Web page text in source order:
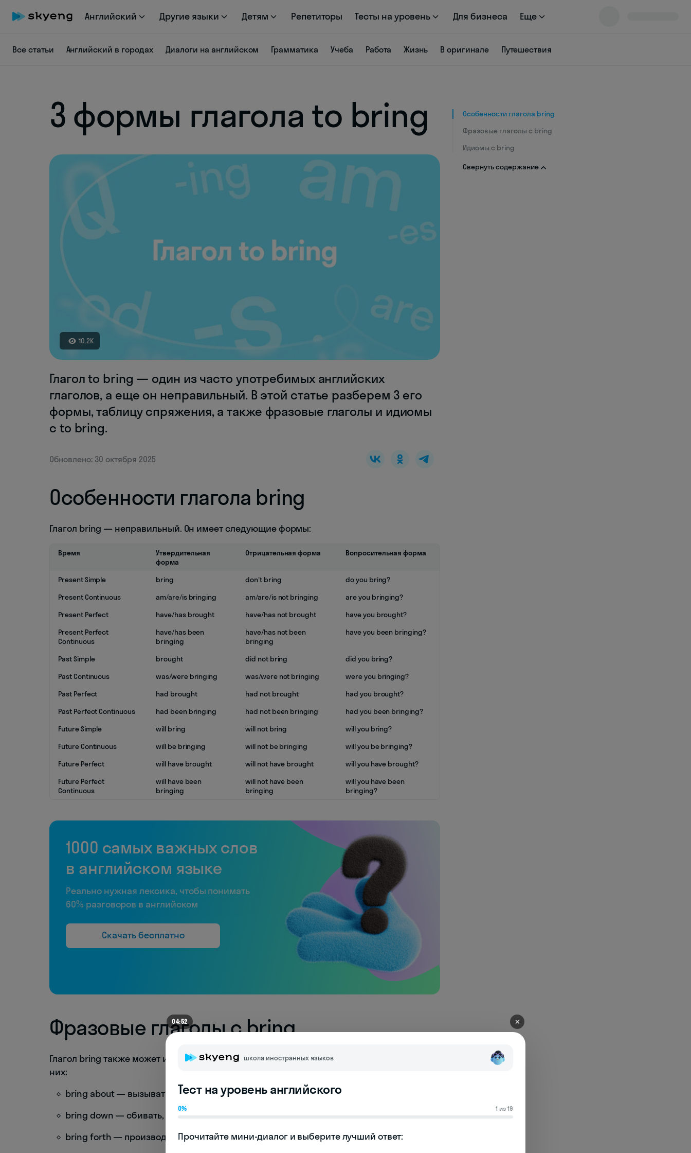
Английский Другие языки Детям Репетиторы Тесты на уровень Для бизнеса Еще
Все статьи Английский в городах Диалоги на английском Грамматика Учеба Работа Жизнь В оригинале Путешествия
3 формы глагола to bring
10.2K
Глагол to bring — один из часто употребимых английских
глаголов, а еще он неправильный. В этой статье разберем 3 его
формы, таблицу спряжения, а также фразовые глаголы и идиомы
с to bring.
Обновлено: 30 октября 2025
Особенности глагола bring
Глагол bring — неправильный. Он имеет следующие формы:
Время
Утвердительная
форма
Отрицательная форма Вопросительная форма
Present Simple bring don't bring
do you bring?
Present Continuous
am/are/is bringing am/are/is not bringing
are you bringing?
Present Perfect
have/has brought have/has not brought
have you brought?
Present Perfect
Continuous
have/has been
bringing
have/has not been
bringing
have you been bringing?
Past Simple brought did not bring
did you bring?
Past Continuous
was/were bringing was/were not bringing
were you bringing?
Past Perfect
had brought had not brought
had you brought?
Past Perfect Continuous
had been bringing had not been bringing
had you been bringing?
Future Simple
will bring will not bring
will you bring?
Future Continuous
will be bringing will not be bringing
will you be bringing?
Future Perfect
will have brought will not have brought
will you have brought?
Future Perfect
Continuous
will have been
bringing
will not have been
bringing
will you have been
bringing?
1000 самых важных слов
в английском языке
Реально нужная лексика, чтобы понимать
60% разговоров в английском
Скачать бесплатно
Фразовые глаголы с bring
Глагол bring также может использоваться в составе фразовых глаголов. Некоторые из
них:
bring about — вызывать, приводить к
bring down — сбивать, свергать
bring forth — производить, порождать
Особенности глагола bring
Фразовые глаголы с bring
Идиомы с bring
Свернуть содержание
04:52 ✕
школа иностранных языков
Тест на уровень английского
0% 1 из 19
Прочитайте мини-диалог и выберите лучший ответ: